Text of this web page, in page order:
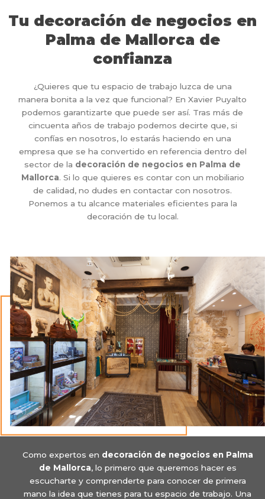
Tu decoración de negocios en
Palma de Mallorca de
confianza
¿Quieres que tu espacio de trabajo luzca de una
manera bonita a la vez que funcional? En Xavier Puyalto
podemos garantizarte que puede ser así. Tras más de
cincuenta años de trabajo podemos decirte que, si
confías en nosotros, lo estarás haciendo en una
empresa que se ha convertido en referencia dentro del
sector de la decoración de negocios en Palma de
Mallorca. Si lo que quieres es contar con un mobiliario
de calidad, no dudes en contactar con nosotros.
Ponemos a tu alcance materiales eficientes para la
decoración de tu local.
Como expertos en decoración de negocios en Palma
de Mallorca, lo primero que queremos hacer es
escucharte y comprenderte para conocer de primera
mano la idea que tienes para tu espacio de trabajo. Una